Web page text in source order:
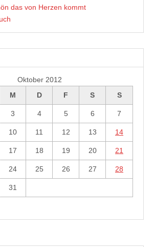
das von Herzen kommt
Oktober 2012
M D F S S
3 4 5 6 7
10 11 12 13 14
17 18 19 20 21
24 25 26 27 28
31